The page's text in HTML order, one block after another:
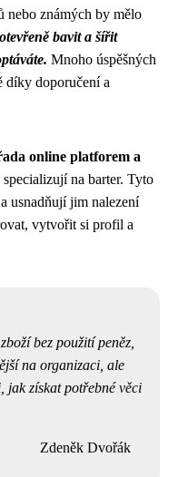
nebo známých by mělo
bavit a šířit
Mnoho úspěšných
díky doporučení a
online platforem a
specializují na barter. Tyto
usnadňují jim nalezení
vytvořit si profil a
bez použití peněz,
na organizaci, ale
jak získat potřebné věci
Zdeněk Dvořák